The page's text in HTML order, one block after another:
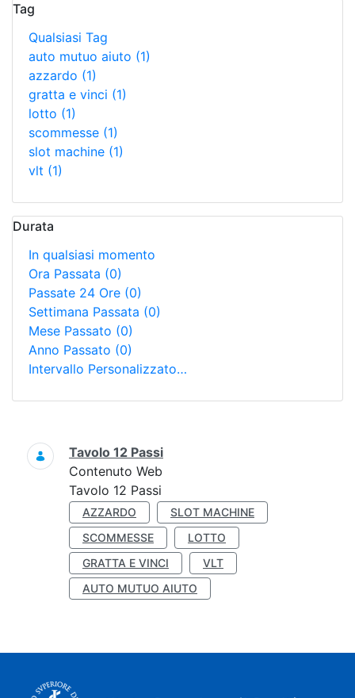
Tag
Qualsiasi Tag
auto mutuo aiuto (1)
azzardo (1)
gratta e vinci (1)
lotto (1)
scommesse (1)
slot machine (1)
vlt (1)
Durata
In qualsiasi momento
Ora Passata (0)
Passate 24 Ore (0)
Settimana Passata (0)
Mese Passato (0)
Anno Passato (0)
Intervallo Personalizzato…
Ricerca
Tavolo 12 Passi
Contenuto Web
Tavolo 12 Passi
AZZARDO
SLOT MACHINE
SCOMMESSE
LOTTO
GRATTA E VINCI
VLT
AUTO MUTUO AIUTO